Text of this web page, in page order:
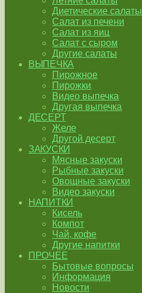
Диетические салаты
Салат из печени
Салат из яиц
Салат с сыром
Другие салаты
ВЫПЕЧКА
Пирожное
Пирожки
Видео выпечка
Другая выпечка
ДЕСЕРТ
Желе
Другой десерт
ЗАКУСКИ
Мясные закуски
Рыбные закуски
Овощные закуски
Видео закуски
НАПИТКИ
Кисель
Компот
Чай, кофе
Другие напитки
ПРОЧЕЕ
Бытовые вопросы
Информация
Новости